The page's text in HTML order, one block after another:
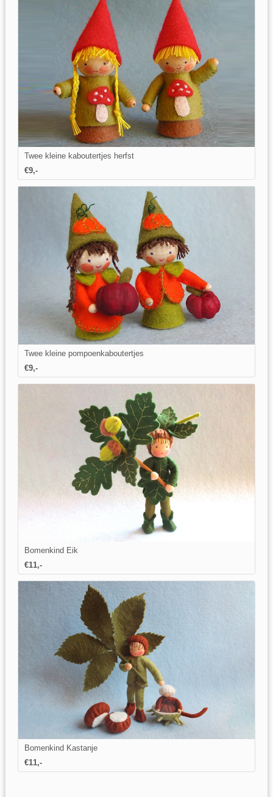
Twee kleine kaboutertjes herfst
€9,-
Twee kleine pompoenkaboutertjes
€9,-
Bomenkind Eik
€11,-
Bomenkind Kastanje
€11,-